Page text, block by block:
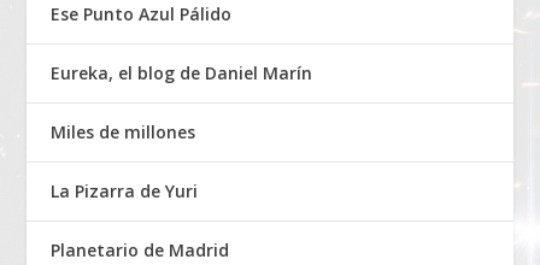
Ese Punto Azul Pálido
Eureka, el blog de Daniel Marín
Miles de millones
La Pizarra de Yuri
Planetario de Madrid